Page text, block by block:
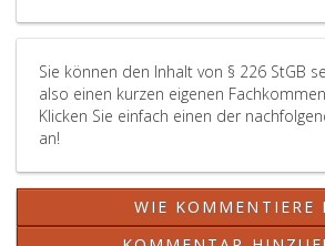
verfälschten
versehene
oder
einem
öffentlichen
Sie können den Inhalt von § 226 StGB
also einen kurzen eigenen
Klicken Sie einfach einen der
an!
WIE KOMMENTIERE